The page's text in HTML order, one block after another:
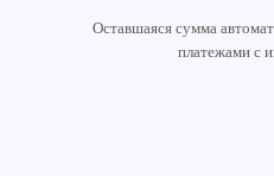
Оставшаяся сумма
платежами с